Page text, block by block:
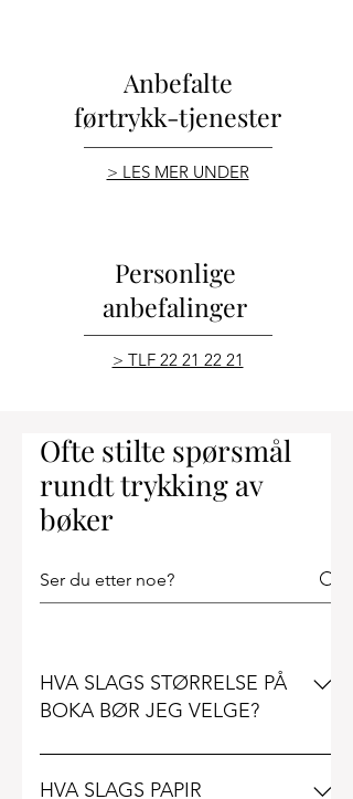
Anbefalte
førtrykk-tjenester
> LES MER UNDER
Personlige
anbefalinger
> TLF 22 21 22 21
Ofte stilte spørsmål
rundt trykking av
bøker
HVA SLAGS STØRRELSE PÅ
BOKA BØR JEG VELGE?
Det kan komme litt an på boka
du har skrevet. Det finnes en
HVA SLAGS PAPIR